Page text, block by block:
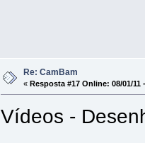
Re: CamBam
«Resposta #17 Online: 08/01/11
Vídeos -